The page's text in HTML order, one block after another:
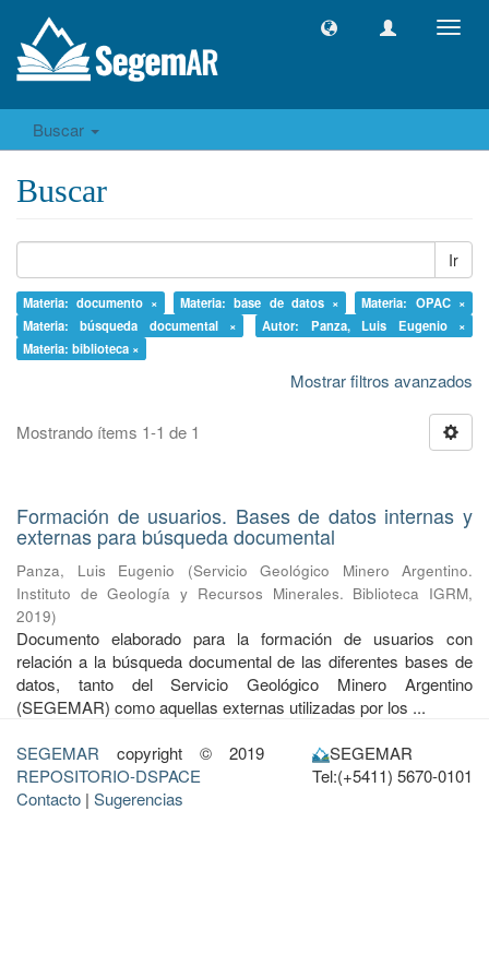
Buscar
Buscar
Ir
Materia: documento × Materia: base de datos ×
Materia: OPAC ×
Materia: búsqueda documental ×
Autor: Panza, Luis Eugenio ×
Materia: biblioteca ×
Mostrar filtros avanzados
Mostrando ítems 1-1 de 1
Formación de usuarios. Bases de datos internas y
externas para búsqueda documental
Panza, Luis Eugenio (Servicio Geológico Minero Argentino.
Instituto de Geología y Recursos Minerales. Biblioteca IGRM,
2019)
Documento elaborado para la formación de usuarios con
relación a la búsqueda documental de las diferentes bases de
datos, tanto del Servicio Geológico Minero Argentino
(SEGEMAR) como aquellas externas utilizadas por los ...
SEGEMAR copyright © 2019
REPOSITORIO-DSPACE
Contacto | Sugerencias
SEGEMAR
Tel:(+5411) 5670-0101